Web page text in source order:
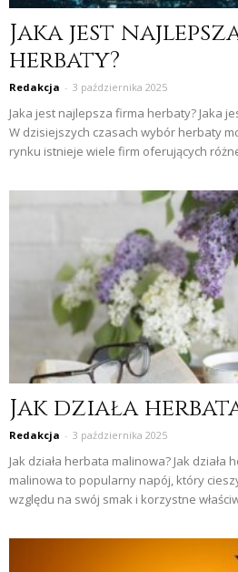
Jaka jest
herbaty?
Redakcja - 3 października 2025
Jaka jest najlepsza firma herbaty? Jaka
W dzisiejszych czasach wybór herbaty
rynku istnieje wiele firm oferujących
Jak działa
Redakcja - 3 października 2025
Jak działa herbata malinowa? Jak
malinowa to popularny napój, który
względu na swój smak i korzystne